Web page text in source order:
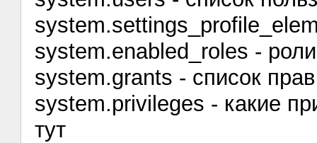
system.enabled_roles -
system.grants - список
system.privileges - какие
тут